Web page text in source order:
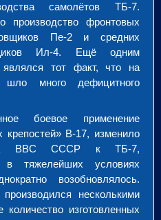
самолётов ТБ-7.
производство фронтовых
Пе-2 и средних
Ил-4. Ещё одним
тот факт, что на
шло много дефицитного
боевое применение
В-17, изменило
ВВС СССР к ТБ-7,
в тяжелейших условиях
возобновлялось.
несколькими
изготовленных